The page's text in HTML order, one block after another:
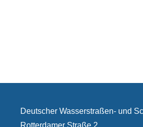
Deutscher Wasserstraßen- und
Rotterdamer Straße 2